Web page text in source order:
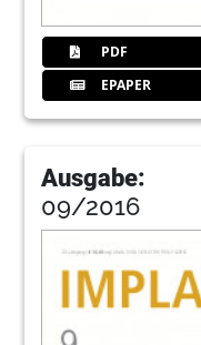
PDF
EPAPER
Ausgabe:
09/2016